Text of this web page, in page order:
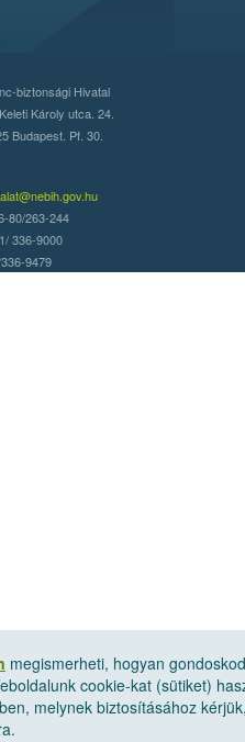
megismerheti, hogyan
cookie-kat (sütiket)
melynek biztosításához
biztonsági Hivatal
Károly utca. 24.
Budapest. Pf. 30.
80/263-244
336-9000
9479